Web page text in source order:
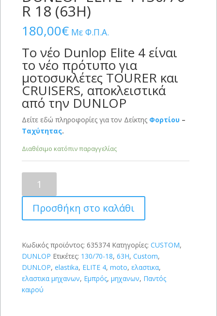
R 18 (63H)
180,00€ Με Φ.Π.Α.
Το νέο Dunlop Elite 4 είναι
το νέο πρότυπο για
μοτοσυκλέτες TOURER και
CRUISERS, αποκλειστικά
από την DUNLOP
Δείτε εδώ πληροφορίες για τον Δείκτης Φορτίου –
Ταχύτητας.
Διαθέσιμο κατόπιν παραγγελίας
4
130/70
R
(63H)
ποσότητα
Προσθήκη στο καλάθι
Κωδικός προϊόντος: 635374 Κατηγορίες: CUSTOM,
DUNLOP Ετικέτες: 130/70-18, 63H, Custom,
DUNLOP, elastika, ELITE 4, moto, ελαστικα,
ελαστικα μηχανων, Εμπρός, μηχανων, Παντός
καιρού